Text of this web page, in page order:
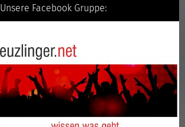
Unsere Facebook Gruppe: